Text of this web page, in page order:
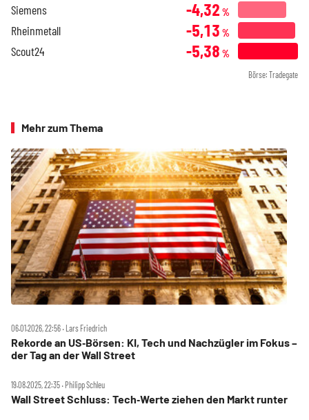
Siemens -4,32 %
Rheinmetall -5,13 %
Scout24 -5,38 %
Börse: Tradegate
Mehr zum Thema
06.01.2026, 22:56 ‧ Lars Friedrich
Rekorde an US‑Börsen: KI, Tech und Nachzügler im Fokus –
der Tag an der Wall Street
19.08.2025, 22:35 ‧ Philipp Schleu
Wall Street Schluss: Tech‑Werte ziehen den Markt runter